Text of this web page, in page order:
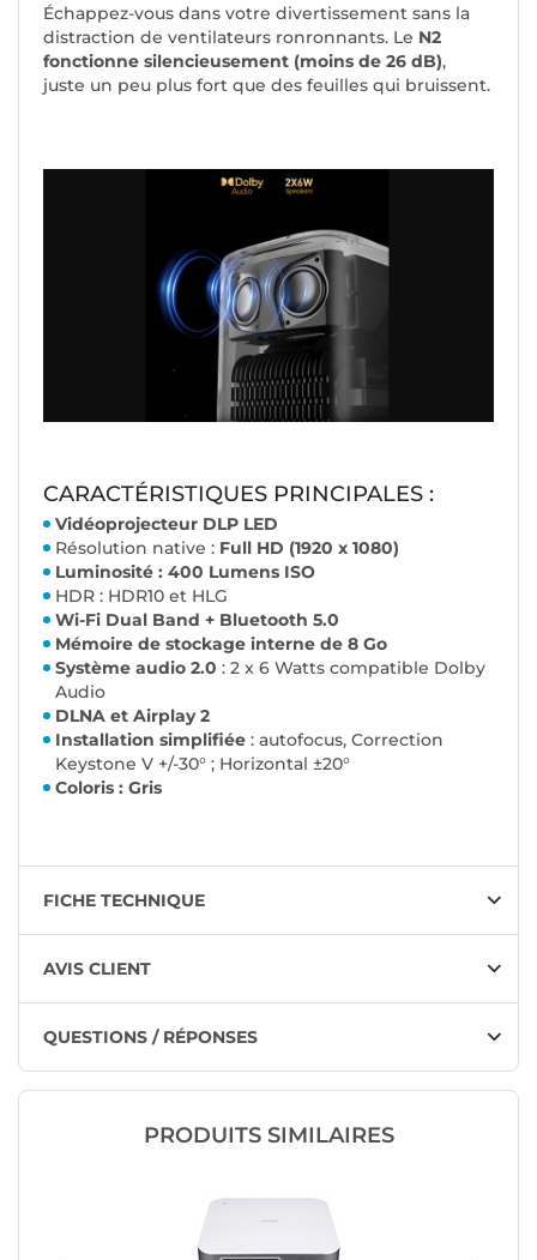
Échappez-vous dans votre divertissement sans la
distraction de ventilateurs ronronnants. Le N2
fonctionne silencieusement (moins de 26 dB),
juste un peu plus fort que des feuilles qui bruissent.
CARACTÉRISTIQUES PRINCIPALES :
Vidéoprojecteur DLP LED
Résolution native : Full HD (1920 x 1080)
Luminosité : 400 Lumens ISO
HDR : HDR10 et HLG
Wi-Fi Dual Band + Bluetooth 5.0
Mémoire de stockage interne de 8 Go
Système audio 2.0 : 2 x 6 Watts compatible Dolby
Audio
DLNA et Airplay 2
Installation simplifiée : autofocus, Correction
Keystone V +/-30° ; Horizontal ±20°
Coloris : Gris
FICHE TECHNIQUE
AVIS CLIENT
QUESTIONS / RÉPONSES
PRODUITS SIMILAIRES